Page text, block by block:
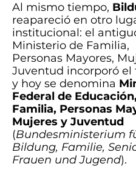
Al mismo tiempo,
reapareció en otro
institucional: el
Ministerio de Familia,
Personas Mayores,
Juventud incorporó
y hoy se denomina
Federal de Educación,
Familia, Personas
Mujeres y Juventud
(Bundesministerium
Bildung, Familie,
Frauen und Jugend).